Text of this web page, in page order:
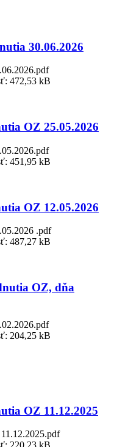
30.06.2026
472,53 kB
OZ 25.05.2026
451,95 kB
OZ 12.05.2026
.pdf
487,27 kB
OZ, dňa
204,25 kB
OZ 11.12.2025